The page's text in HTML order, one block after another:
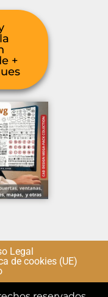
+
Legal
de cookies (UE)